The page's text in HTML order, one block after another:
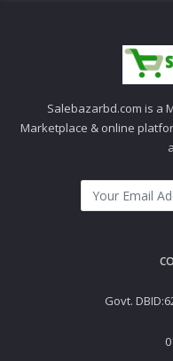
Salebazarbd.com is a
Marketplace & online
Govt.